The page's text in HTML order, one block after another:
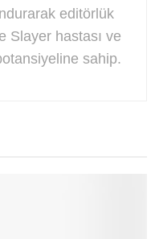
editörlük
Slayer hastası ve
sahip.